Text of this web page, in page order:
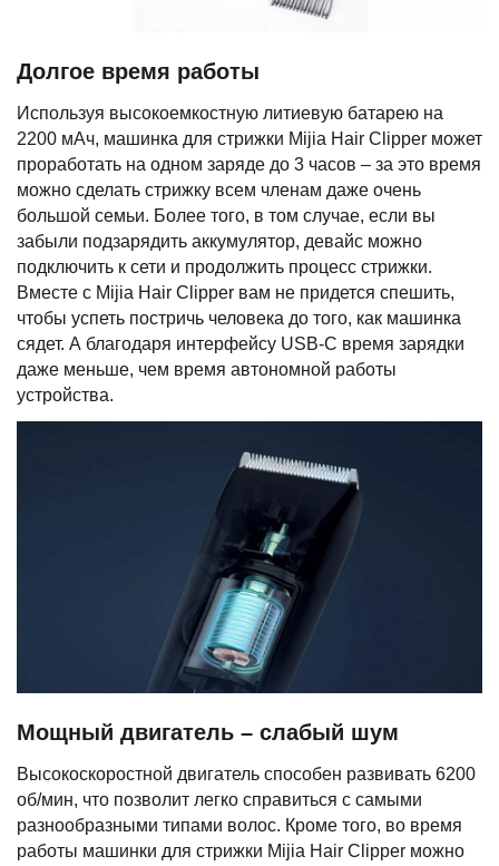
Долгое время работы
Используя высокоемкостную литиевую батарею на
2200 мАч, машинка для стрижки Mijia Hair Clipper может
проработать на одном заряде до 3 часов – за это время
можно сделать стрижку всем членам даже очень
большой семьи. Более того, в том случае, если вы
забыли подзарядить аккумулятор, девайс можно
подключить к сети и продолжить процесс стрижки.
Вместе с Mijia Hair Clipper вам не придется спешить,
чтобы успеть постричь человека до того, как машинка
сядет. А благодаря интерфейсу USB-C время зарядки
даже меньше, чем время автономной работы
устройства.
Мощный двигатель – слабый шум
Высокоскоростной двигатель способен развивать 6200
об/мин, что позволит легко справиться с самыми
разнообразными типами волос. Кроме того, во время
работы машинки для стрижки Mijia Hair Clipper можно